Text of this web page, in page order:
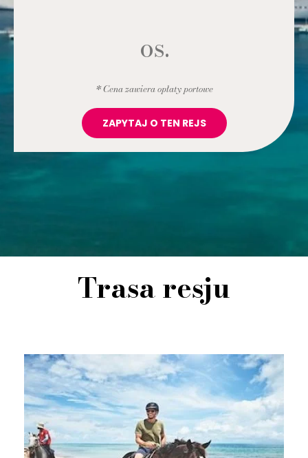
os.
* Cena zawiera opłaty portowe
ZAPYTAJ O TEN REJS
Trasa resju